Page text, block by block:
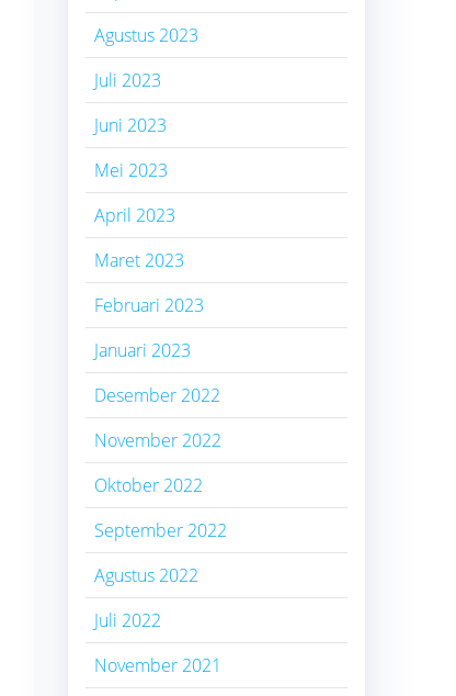
Agustus 2023
Juli 2023
Juni 2023
Mei 2023
April 2023
Maret 2023
Februari 2023
Januari 2023
Desember 2022
November 2022
Oktober 2022
September 2022
Agustus 2022
Juli 2022
November 2021